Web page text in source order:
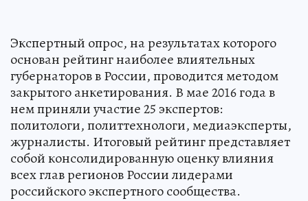
Экспертный опрос, на результатах которого
основан рейтинг наиболее влиятельных
губернаторов в России, проводится методом
закрытого анкетирования. В мае 2016 года в
нем приняли участие 25 экспертов:
политологи, политтехнологи, медиаэксперты,
журналисты. Итоговый рейтинг представляет
собой консолидированную оценку влияния
всех глав регионов России лидерами
российского экспертного сообщества.